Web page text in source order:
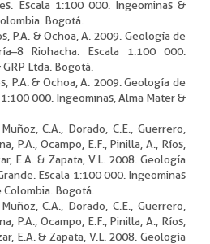
Escala 1:100 000. Ingeominas &
Bogotá.
P.A. & Ochoa, A. 2009. Geología de
Riohacha. Escala 1:100 000.
Ltda. Bogotá.
P.A. & Ochoa, A. 2009. Geología de
000. Ingeominas, Alma Mater &
C.A., Dorado, C.E., Guerrero,
P.A., Ocampo, E.F., Pinilla, A., Ríos,
E.A. & Zapata, V.L. 2008. Geología
Escala 1:100 000. Ingeominas
Bogotá.
C.A., Dorado, C.E., Guerrero,
P.A., Ocampo, E.F., Pinilla, A., Ríos,
E.A. & Zapata, V.L. 2008. Geología